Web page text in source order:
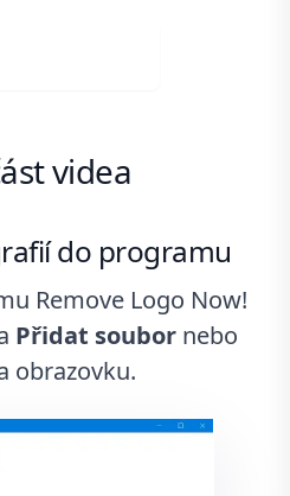
videa
do programu
Remove Logo Now!
Přidat soubor nebo
obrazovku.